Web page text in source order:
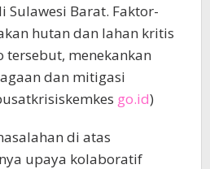
Sulawesi Barat. Faktor-
hutan dan lahan kritis
menekankan
dan mitigasi
go.id)
di atas
upaya kolaboratif